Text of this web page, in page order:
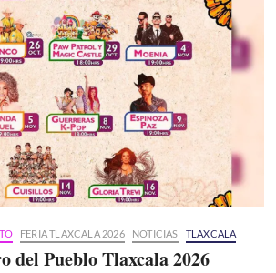
FERIA TLAXCALA 2026 NOTICIAS TLAXCALA
del Pueblo Tlaxcala 2026